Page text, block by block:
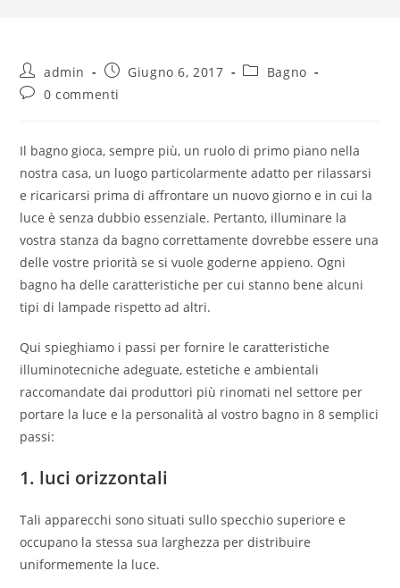
admin Giugno 6, 2017
Bagno
0 commenti
Il bagno gioca, sempre più, un ruolo di primo piano nella
nostra casa, un luogo particolarmente adatto per rilassarsi
e ricaricarsi prima di affrontare un nuovo giorno e in cui la
luce è senza dubbio essenziale. Pertanto, illuminare la
vostra stanza da bagno correttamente dovrebbe essere una
delle vostre priorità se si vuole goderne appieno. Ogni
bagno ha delle caratteristiche per cui stanno bene alcuni
tipi di lampade rispetto ad altri.
Qui spieghiamo i passi per fornire le caratteristiche
illuminotecniche adeguate, estetiche e ambientali
raccomandate dai produttori più rinomati nel settore per
portare la luce e la personalità al vostro bagno in 8 semplici
passi:
1. luci orizzontali
Tali apparecchi sono situati sullo specchio superiore e
occupano la stessa sua larghezza per distribuire
uniformemente la luce.